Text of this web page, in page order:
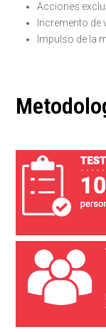
Acciones
Incremento de
Impulso de la